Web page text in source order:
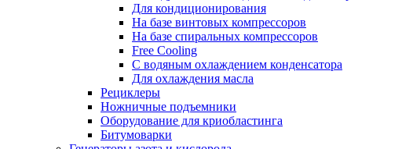
Для кондиционирования
На базе винтовых компрессоров
На базе спиральных компрессоров
Free Cooling
С водяным охлаждением конденсатора
Для охлаждения масла
Рециклеры
Ножничные подъемники
Оборудование для криобластинга
Битумоварки